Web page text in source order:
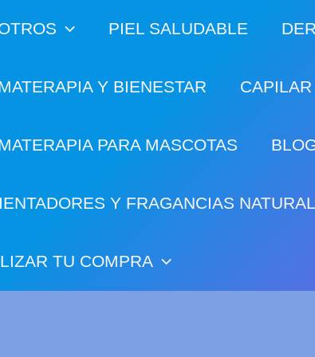
PIEL SALUDABLE
Y BIENESTAR
PARA MASCOTAS
Y FRAGANCIAS
TU COMPRA